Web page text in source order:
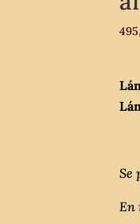
Se
En